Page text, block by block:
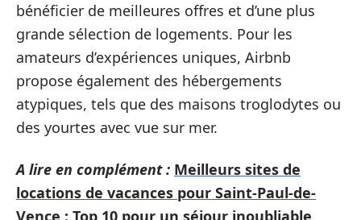
bénéficier de meilleures offres et d’une plus
grande sélection de logements. Pour les
amateurs d’expériences uniques, Airbnb
propose également des hébergements
atypiques, tels que des maisons troglodytes ou
des yourtes avec vue sur mer.
A lire en complément : Meilleurs sites de
locations de vacances pour Saint-Paul-de-
Vence : Top 10 pour un séjour inoubliable